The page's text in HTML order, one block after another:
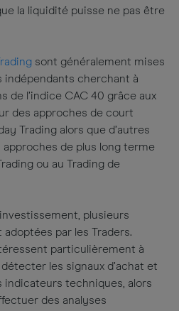
la liquidité puisse ne pas être
sont généralement mises
indépendants cherchant à
de l’indice CAC 40 grâce aux
des approches de court
Trading alors que d’autres
de plus long terme
ou au Trading de
plusieurs
adoptées par les Traders.
particulièrement à
les signaux d’achat et
indicateurs techniques, alors
des analyses